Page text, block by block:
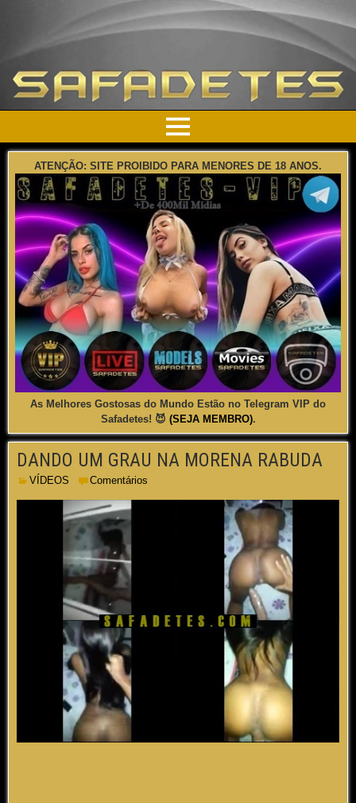
ATENÇÃO: SITE PROIBIDO PARA MENORES DE 18 ANOS.
As Melhores Gostosas do Mundo Estão no Telegram VIP do
Safadetes! 😈 (SEJA MEMBRO).
DANDO UM GRAU NA MORENA RABUDA
VÍDEOS Comentários